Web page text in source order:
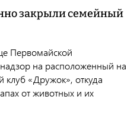
закрыли семейный
Первомайской
на расположенный на
клуб «Дружок», откуда
от животных и их